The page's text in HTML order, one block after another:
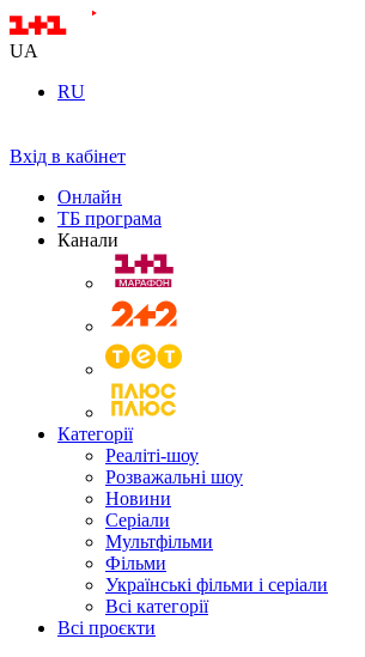
UA
RU
Вхід в кабінет
Онлайн
ТБ програма
Канали
Категорії
Реаліті-шоу
Розважальні шоу
Новини
Серіали
Мультфільми
Фільми
Українські фільми і серіали
Всі категорії
Всі проєкти